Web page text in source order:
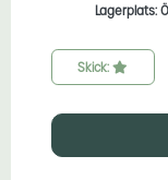
Lagerplats:
Skick: